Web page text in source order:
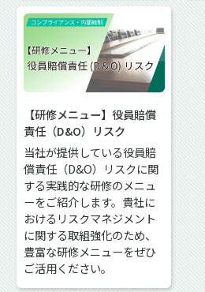
【研修メニュー】役員賠償
責任（D&O）リスク
当社が提供している役員賠
償責任（D&O）リスクに関
する実践的な研修のメニュ
ーをご紹介します。貴社に
おけるリスクマネジメント
に関する取組強化のため、
豊富な研修メニューをぜひ
ご活用ください。